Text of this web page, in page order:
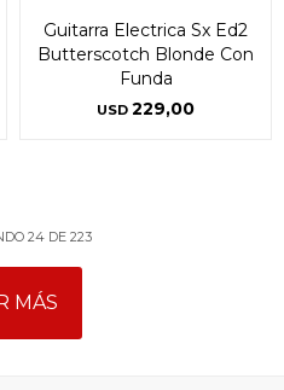
Guitarra Electrica Sx Ed2
Butterscotch Blonde Con
Funda
USD 229,00
24DE 223
MÁS